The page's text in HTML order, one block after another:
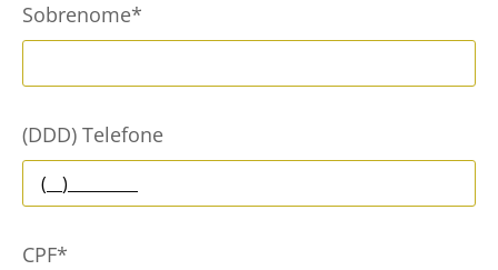
Sobrenome*
(DDD) Telefone
CPF*